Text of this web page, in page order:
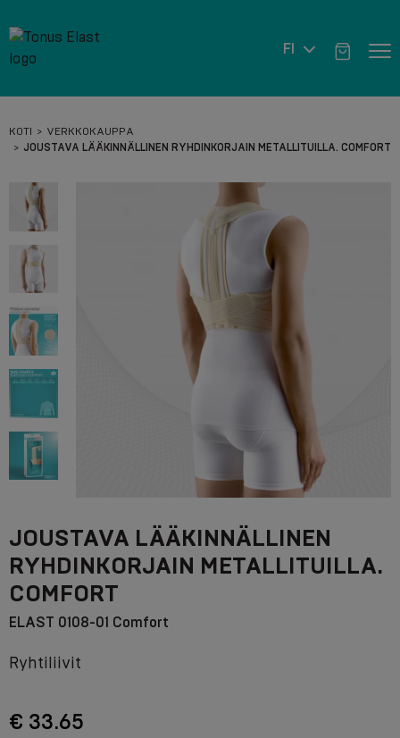
FI
KOTI
VERKKOKAUPPA
JOUSTAVA LÄÄKINNÄLLINEN RYHDINKORJAIN METALLITUILLA. COMFORT
JOUSTAVA LÄÄKINNÄLLINEN
RYHDINKORJAIN METALLITUILLA.
COMFORT
ELAST 0108-01 Comfort
Ryhtiliivit
€ 33.65